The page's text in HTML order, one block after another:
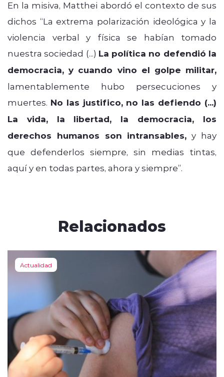
En la misiva, Matthei abordó el contexto de sus
dichos “La extrema polarización ideológica y la
violencia verbal y física se habían tomado
nuestra sociedad (...) La política no defendió la
democracia, y cuando vino el golpe militar,
lamentablemente hubo persecuciones y
muertes. No las justifico, no las defiendo (...)
La vida, la libertad, la democracia, los
derechos humanos son intransables, y hay
que defenderlos siempre, sin medias tintas,
aquí y en todas partes, ahora y siempre”.
Relacionados
Actualidad